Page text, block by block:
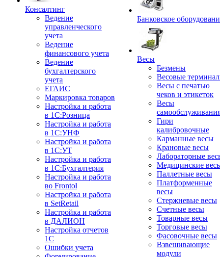
Консалтинг
Ведение
управленческого
учета
Ведение
финансового учета
Ведение
бухгалтерского
учета
ЕГАИС
Маркировка товаров
Настройка и работа
в 1С:Розница
Настройка и работа
в 1С:УНФ
Настройка и работа
в 1С:УТ
Настройка и работа
в 1С:Бухгалтерия
Настройка и работа
во Frontol
Настройка и работа
в SetRetail
Настройка и работа
в ДАЛИОН
Настройка отчетов
1С
Ошибки учета
Банковское
Весы
Безмены
Весовые
Весы с печатью
чеков и этикеток
Весы
Гири
калибровочные
Карманные весы
Крановые весы
Лабораторные
Медицинские
Паллетные весы
Платформенные
весы
Стержневые весы
Счетные весы
Товарные весы
Торговые весы
Фасовочные весы
Взвешивающие
модули